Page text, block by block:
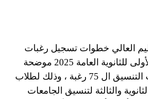
العالي خطوات تسجيل رغبات
تنسيق المرحلة الأولى للثانوية العامة 2025 موضحة
فيديو كتابة رغبات التنسيق ال 75 رغبة ، وذلك لطلاب
والثالثة لتنسيق الجامعات